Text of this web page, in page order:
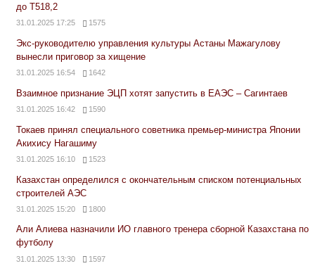
до Т518,2
31.01.2025 17:25 1575
Экс-руководителю управления культуры Астаны Мажагулову
вынесли приговор за хищение
31.01.2025 16:54 1642
Взаимное признание ЭЦП хотят запустить в ЕАЭС – Сагинтаев
31.01.2025 16:42 1590
Токаев принял специального советника премьер-министра Японии
Акихису Нагашиму
31.01.2025 16:10 1523
Казахстан определился с окончательным списком потенциальных
строителей АЭС
31.01.2025 15:20 1800
Али Алиева назначили ИО главного тренера сборной Казахстана по
футболу
31.01.2025 13:30 1597